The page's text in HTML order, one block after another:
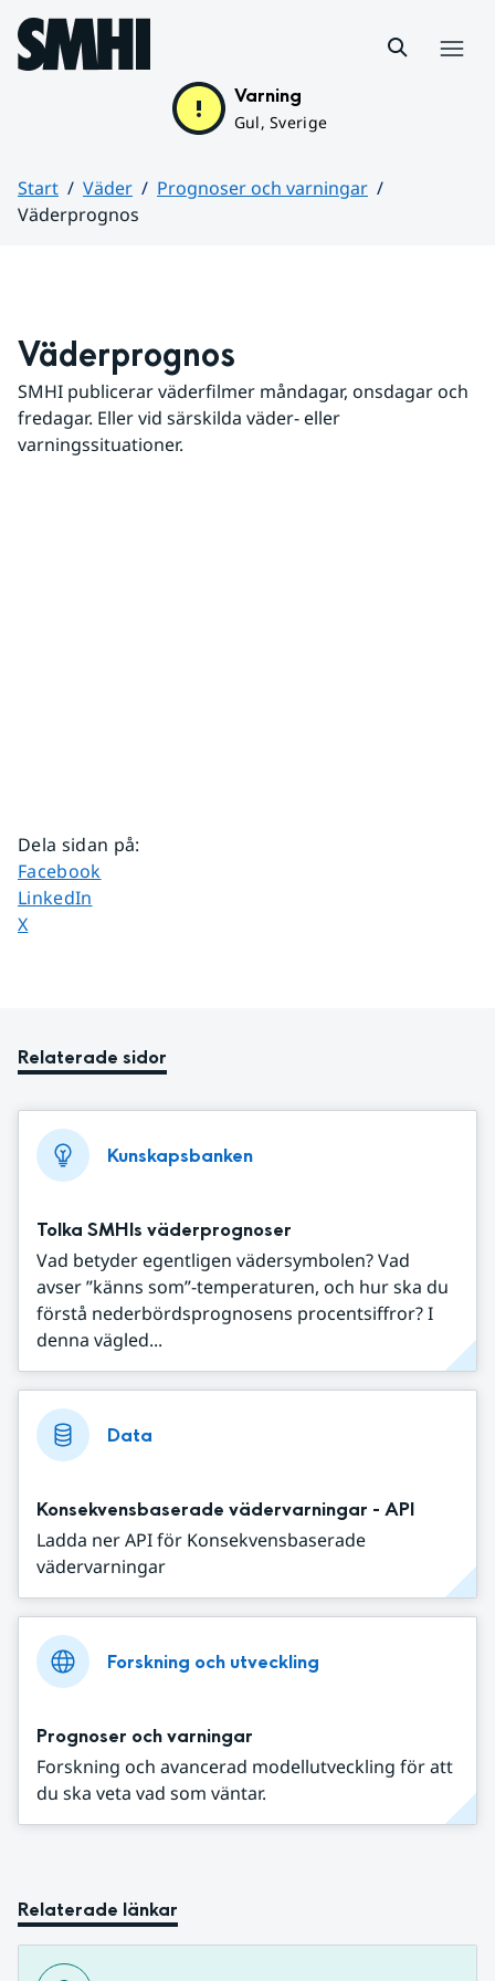
Hoppa till sidans innehåll
Varning
Gul, Sverige
Start Väder
Prognoser och varningar
Väderprognos
Väderprognos
SMHI publicerar väderfilmer måndagar, onsdagar och
fredagar. Eller vid särskilda väder- eller
varningssituationer.
Dela sidan på:
Dela sidan på
Facebook
Dela sidan på
LinkedIn
Dela sidan på
X
Relaterade sidor
Kunskapsbanken
Tolka SMHIs väderprognoser
Vad betyder egentligen vädersymbolen? Vad
avser ”känns som”-temperaturen, och hur ska du
förstå nederbördsprognosens procentsiffror? I
denna vägled...
Data
Konsekvensbaserade vädervarningar - API
Ladda ner API för Konsekvensbaserade
vädervarningar
Forskning och utveckling
Prognoser och varningar
Forskning och avancerad modellutveckling för att
du ska veta vad som väntar.
Relaterade länkar